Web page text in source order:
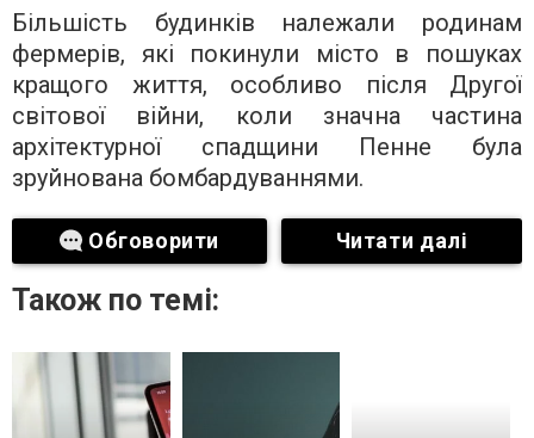
Більшість будинків належали родинам
фермерів, які покинули місто в пошуках
кращого життя, особливо після Другої
світової війни, коли значна частина
архітектурної спадщини Пенне була
зруйнована бомбардуваннями.
Обговорити Читати далі
Також по темі: